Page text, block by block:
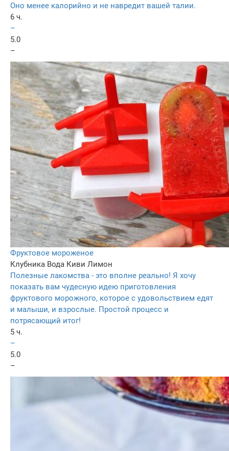
Оно менее калорийно и не навредит вашей талии.
6 ч.
–
5.0
–
Фруктовое мороженое
Клубника Вода Киви Лимон
Полезные лакомства - это вполне реально! Я хочу
показать вам чудесную идею приготовления
фруктового морожного, которое с удовольствием едят
и малыши, и взрослые. Простой процесс и
потрясающий итог!
5 ч.
–
5.0
–